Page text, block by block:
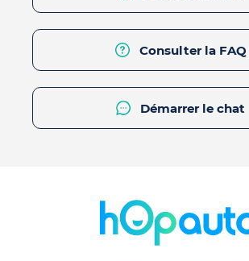
Consulter la FAQ
Démarrer le chat